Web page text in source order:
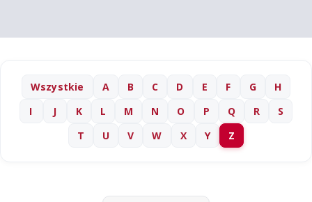
Wszystkie A B C D E F G
H
I
J K L M N O P Q R
S
T
U V W X Y Z